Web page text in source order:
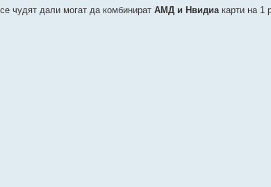
чудят дали могат да комбинират АМД и Нвидиакарти на 1